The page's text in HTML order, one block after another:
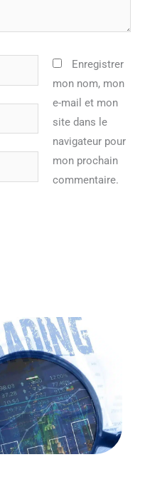
Enregistrer
mon nom, mon
e-mail et mon
site dans le
navigateur pour
mon prochain
commentaire.